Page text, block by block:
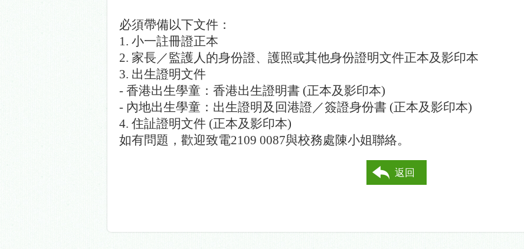
必須帶備以下文件：
1. 小一註冊證正本
2. 家長／監護人的身份證、護照或其他身份證明文件正本及影印本
3. 出生證明文件
- 香港出生學童：香港出生證明書 (正本及影印本)
- 內地出生學童：出生證明及回港證／簽證身份書 (正本及影印本)
4. 住訨證明文件 (正本及影印本)
如有問題，歡迎致電2109 0087與校務處陳小姐聯絡。
返回